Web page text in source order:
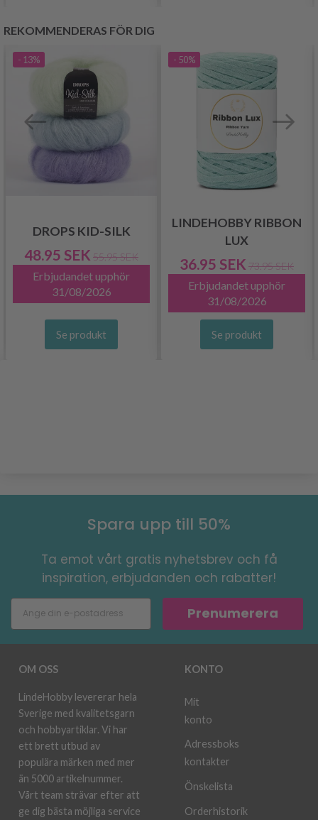
REKOMMENDERAS FÖR DIG
- 13%
DROPS KID-SILK
48.95 SEK 55.95 SEK
Erbjudandet upphör
31/08/2026
Se produkt
- 50%
LINDEHOBBY RIBBON
LUX
36.95 SEK 73.95 SEK
Erbjudandet upphör
31/08/2026
Se produkt
Spara upp till 50%
Ta emot vårt gratis nyhetsbrev och få
inspiration, erbjudanden och rabatter!
Prenumerera
OM OSS
LindeHobby levererar hela
Sverige med kvalitetsgarn
och hobbyartiklar. Vi har
ett brett utbud av
populära märken med mer
än 5000 artikelnummer.
Vårt team strävar efter att
ge dig bästa möjliga service
KONTO
Mit
konto
Adressboks
kontakter
Önskelista
Orderhistorik